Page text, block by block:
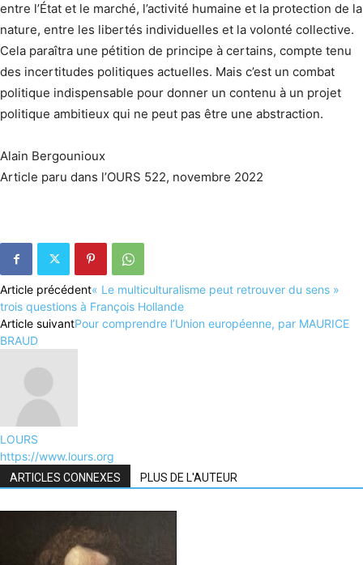
entre l’État et le marché, l’activité humaine et la protection de la
nature, entre les libertés individuelles et la volonté collective.
Cela paraîtra une pétition de principe à certains, compte tenu
des incertitudes politiques actuelles. Mais c’est un combat
politique indispensable pour donner un contenu à un projet
politique ambitieux qui ne peut pas être une abstraction.
Alain Bergounioux
Article paru dans l’OURS 522, novembre 2022
Article précédent« Le multiculturalisme peut retrouver du sens »
trois questions à François Hollande
Article suivantPour comprendre l’Union européenne, par MAURICE
BRAUD
LOURS
https://www.lours.org
ARTICLES CONNEXES PLUS DE L'AUTEUR